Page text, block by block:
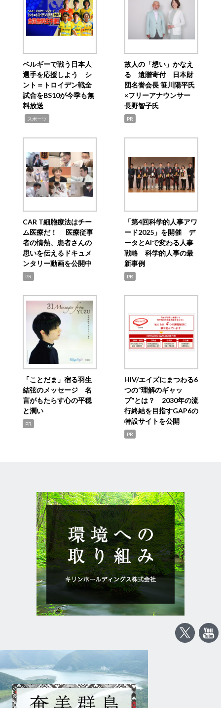
ベルギーで戦う日本人
選手を応援しよう シ
ント＝トロイデン戦全
試合をBS10が今季も無
料放送
スポーツ
故人の「想い」かなえ
る 遺贈寄付 日本財
団名誉会長 笹川陽平氏
×フリーアナウンサー
長野智子氏
PR
CAR T細胞療法はチー
ム医療だ！ 医療従事
者の情熱、患者さんの
思いを伝えるドキュメ
ンタリー動画を公開中
PR
「第4回科学的人事アワ
ード2025」を開催 デ
ータとAIで変わる人事
戦略 科学的人事の最
新事例
PR
「ことだま」宿る羽生
結弦のメッセージ 名
言がもたらす心の平穏
と潤い
PR
HIV/エイズにまつわる6
つの“理解のギャッ
プ”とは？ 2030年の流
行終結を目指すGAP6の
特設サイトを公開
PR